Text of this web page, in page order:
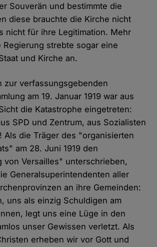
Souverän und bestimmte die
diese brauchte die Kirche nicht
nicht für ihre Legitimation. Mehr
Regierung strebte sogar eine
und Kirche an.
zur verfassungsgebenden
am 19. Januar 1919 war aus
die Katastrophe eingetreten:
SPD und Zentrum, aus Sozialisten
Als die Träger des "organisierten
am 28. Juni 1919 den
von Versailles" unterschrieben,
Generalsuperintendenten aller
an ihre Gemeinden:
uns als einzig Schuldigen am
legt uns eine Lüge in den
unser Gewissen verletzt. Als
erheben wir vor Gott und